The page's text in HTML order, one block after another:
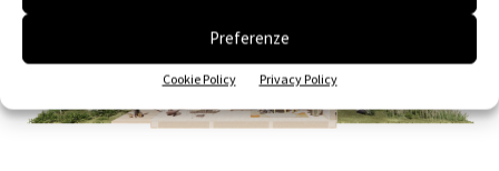
Preferenze
Cookie Policy Privacy Policy